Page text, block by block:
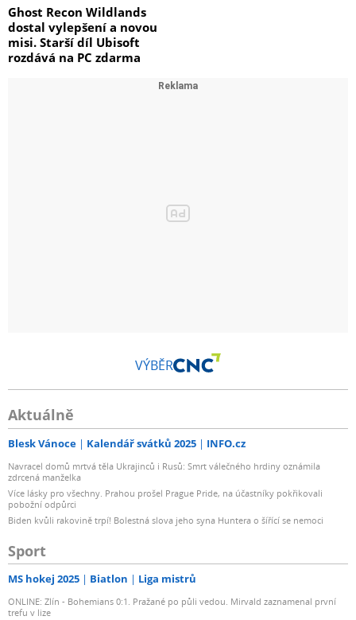
Ghost Recon Wildlands
dostal vylepšení a novou
misi. Starší díl Ubisoft
rozdává na PC zdarma
VÝBĚR
Aktuálně
Blesk Vánoce Kalendář svátků 2025 INFO.cz
Navracel domů mrtvá těla Ukrajinců i Rusů: Smrt válečného hrdiny oznámila
zdrcená manželka
Více lásky pro všechny. Prahou prošel Prague Pride, na účastníky pokřikovali
pobožní odpůrci
Biden kvůli rakovině trpí! Bolestná slova jeho syna Huntera o šířící se nemoci
Sport
MS hokej 2025 Biatlon Liga mistrů
ONLINE: Zlín - Bohemians 0:1. Pražané po půli vedou. Mirvald zaznamenal první
trefu v lize